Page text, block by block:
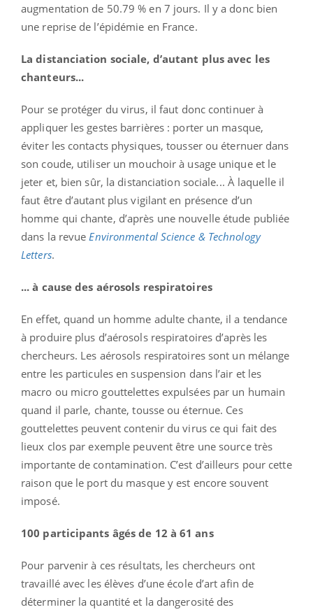
augmentation de 50.79 % en 7 jours. Il y a donc bien
une reprise de l’épidémie en France.
La distanciation sociale, d’autant plus avec les
chanteurs...
Pour se protéger du virus, il faut donc continuer à
appliquer les gestes barrières : porter un masque,
éviter les contacts physiques, tousser ou éternuer dans
son coude, utiliser un mouchoir à usage unique et le
jeter et, bien sûr, la distanciation sociale... À laquelle il
faut être d’autant plus vigilant en présence d’un
homme qui chante, d’après une nouvelle étude publiée
dans la revueEnvironmental Science & Technology
Letters.
... à cause des aérosols respiratoires
En effet, quand un homme adulte chante, il a tendance
à produire plus d’aérosols respiratoires d’après les
chercheurs. Les aérosols respiratoires sont un mélange
entre les particules en suspension dans l’air et les
macro ou micro gouttelettes expulsées par un humain
quand il parle, chante, tousse ou éternue. Ces
gouttelettes peuvent contenir du virus ce qui fait des
lieux clos par exemple peuvent être une source très
importante de contamination. C’est d’ailleurs pour cette
raison que le port du masque y est encore souvent
imposé.
100 participants âgés de 12 à 61 ans
Pour parvenir à ces résultats, les chercheurs ont
travaillé avec les élèves d’une école d’art afin de
déterminer la quantité et la dangerosité des